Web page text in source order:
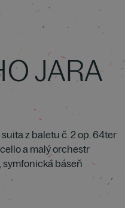
JARA
suita z baletu č. 2 op. 64ter
a malý orchestr
symfonická báseň